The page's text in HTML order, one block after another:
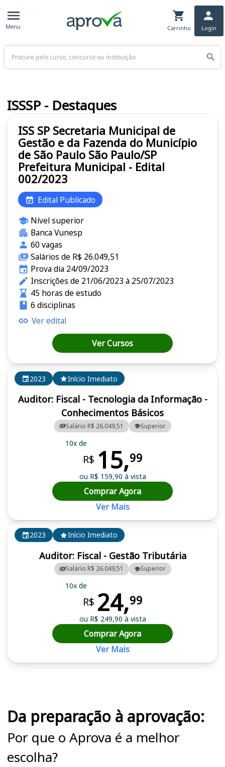
Menu Carrinho Login
Buscar
2023 Início Imediato
Auditor: Fiscal - Gestão Tributária
Salário R$ 26.049,51 Superior
10x de
R$ 24,99
ou R$ 249,90 à vista
Comprar Agora
Ver Mais
2023 Início Imediato
Auditor: Fiscal - Tecnologia da Informação -
Conhecimentos Básicos
Salário R$ 26.049,51 Superior
10x de
R$ 15,99
ou R$ 159,90 à vista
Comprar Agora
Ver Mais
ISS SP Secretaria Municipal de
Gestão e da Fazenda do Município
de São Paulo São Paulo/SP
Prefeitura Municipal - Edital
002/2023
Edital Publicado
Nível superior
Banca Vunesp
60 vagas
Salários de R$ 26.049,51
Prova dia 24/09/2023
Inscrições de 21/06/2023 à 25/07/2023
45 horas de estudo
6 disciplinas
Ver edital
Ver Cursos
ISSSP - Destaques
Da preparação à aprovação:
Por que o Aprova é a melhor
escolha?